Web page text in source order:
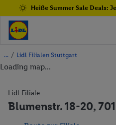
Heiße Summer Sale Deals:
/ Lidl Filialen Stuttgart
Loading map...
Lidl Filiale
Blumenstr. 18-20,